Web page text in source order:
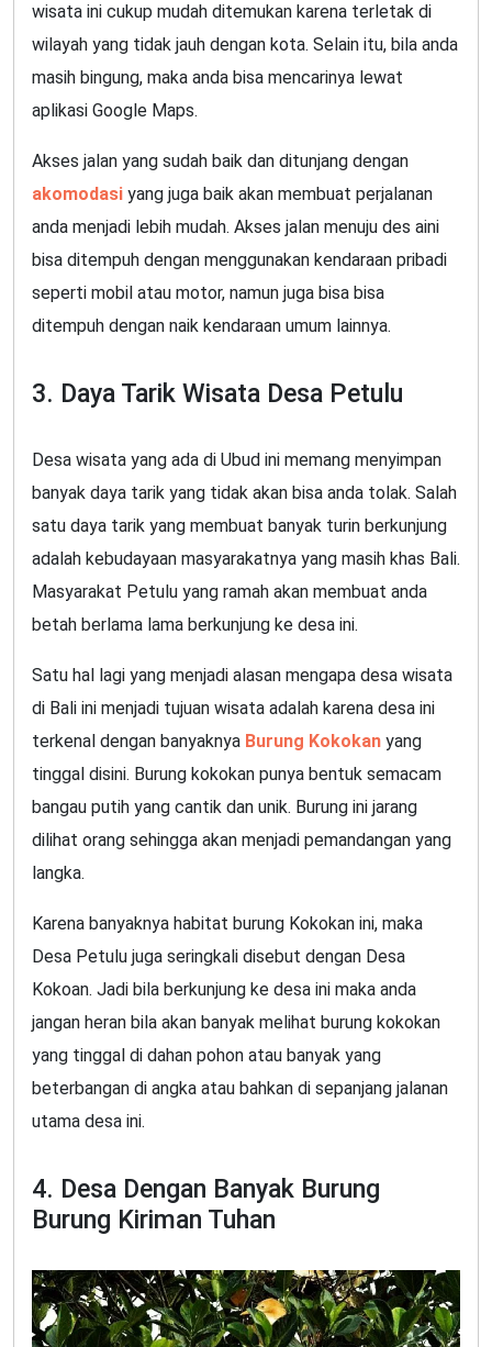
wisata ini cukup mudah ditemukan karena terletak di
wilayah yang tidak jauh dengan kota. Selain itu, bila anda
masih bingung, maka anda bisa mencarinya lewat
aplikasi Google Maps.
Akses jalan yang sudah baik dan ditunjang dengan
akomodasi yang juga baik akan membuat perjalanan
anda menjadi lebih mudah. Akses jalan menuju des aini
bisa ditempuh dengan menggunakan kendaraan pribadi
seperti mobil atau motor, namun juga bisa bisa
ditempuh dengan naik kendaraan umum lainnya.
3. Daya Tarik Wisata Desa Petulu
Desa wisata yang ada di Ubud ini memang menyimpan
banyak daya tarik yang tidak akan bisa anda tolak. Salah
satu daya tarik yang membuat banyak turin berkunjung
adalah kebudayaan masyarakatnya yang masih khas Bali.
Masyarakat Petulu yang ramah akan membuat anda
betah berlama lama berkunjung ke desa ini.
Satu hal lagi yang menjadi alasan mengapa desa wisata
di Bali ini menjadi tujuan wisata adalah karena desa ini
terkenal dengan banyaknya Burung Kokokan yang
tinggal disini. Burung kokokan punya bentuk semacam
bangau putih yang cantik dan unik. Burung ini jarang
dilihat orang sehingga akan menjadi pemandangan yang
langka.
Karena banyaknya habitat burung Kokokan ini, maka
Desa Petulu juga seringkali disebut dengan Desa
Kokoan. Jadi bila berkunjung ke desa ini maka anda
jangan heran bila akan banyak melihat burung kokokan
yang tinggal di dahan pohon atau banyak yang
beterbangan di angka atau bahkan di sepanjang jalanan
utama desa ini.
4. Desa Dengan Banyak Burung
Burung Kiriman Tuhan